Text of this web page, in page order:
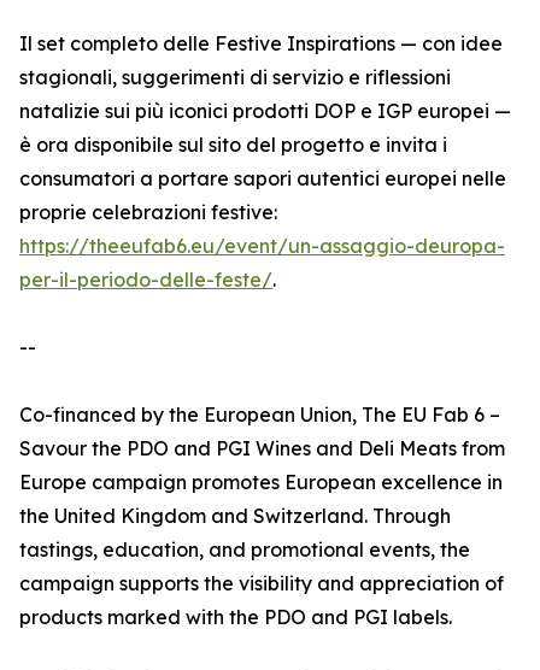
Il set completo delle Festive Inspirations — con idee
stagionali, suggerimenti di servizio e riflessioni
natalizie sui più iconici prodotti DOP e IGP europei —
è ora disponibile sul sito del progetto e invita i
consumatori a portare sapori autentici europei nelle
proprie celebrazioni festive:
https://theeufab6.eu/event/un-assaggio-deuropa-
per-il-periodo-delle-feste/.
--
Co-financed by the European Union, The EU Fab 6 –
Savour the PDO and PGI Wines and Deli Meats from
Europe campaign promotes European excellence in
the United Kingdom and Switzerland. Through
tastings, education, and promotional events, the
campaign supports the visibility and appreciation of
products marked with the PDO and PGI labels.